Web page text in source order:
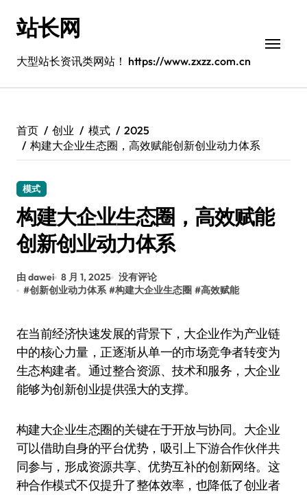
站长网
大型站长资讯类网站！ https://www.zxzz.com.cn
首页 创业 模式
2025
构建大企业生态圈，高效赋能创新创业动力体系
模式
构建大企业生态圈，高效赋能
创新创业动力体系
由 dawei 8 月 1, 2025 没有评论
#创新创业动力体系 #构建大企业生态圈 #高效赋能
在当前经济快速发展的背景下，大企业作为产业链
中的核心力量，正逐渐从单一的市场竞争者转变为
生态构建者。通过整合资源、技术和服务，大企业
能够为创新创业提供强大的支撑。
构建大企业生态圈的关键在于开放与协同。大企业
可以借助自身的平台优势，吸引上下游合作伙伴共
同参与，形成资源共享、优势互补的创新网络。这
种合作模式不仅提升了整体效率，也降低了创业者